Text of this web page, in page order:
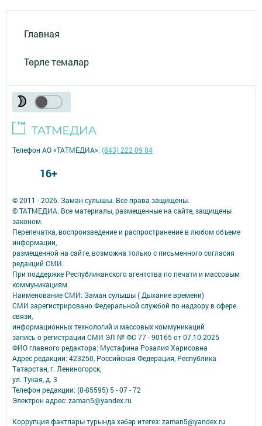
Главная
Төрле темалар
© 2011 - 2026. Заман сулышы. Все права защищены.
© ТАТМЕДИА. Все материалы, размещенные на сайте, защищены
законом.
Перепечатка, воспроизведение и распространение в любом объеме
информации,
размещенной на сайте, возможна только с письменного согласия
редакций СМИ.
При поддержке Республиканского агентства по печати и массовым
коммуникациям.
Наименование СМИ: Заман сулышы ( Дыхание времени)
СМИ зарегистрировано Федеральной службой по надзору в сфере
связи,
информационных технологий и массовых коммуникаций
запись о регистрации СМИ ЭЛ № ФС 77 - 90165 от 07.10.2025
ФИО главного редактора: Мустафина Розалия Харисовна
Адрес редакции: 423250, Российская Федерация, Республика
Татарстан, г. Лениногорск,
ул. Тукая, д. 3
Телефон редакции: (8-85595) 5 - 07 - 72
Электрон адрес: zaman5@yandex.ru
Коррупция фактлары турында хәбәр итегез: zaman5@yandex.ru
Телефон АО «ТАТМЕДИА»:(843) 222 09 84
16+